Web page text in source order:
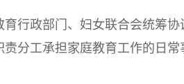
政部门、妇女联合会统筹协
责分工承担家庭教育工作的日常